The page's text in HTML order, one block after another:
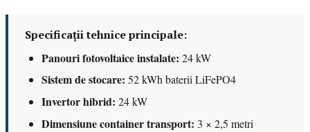
Specificații tehnice principale:
Panouri fotovoltaice instalate: 24 kW
Sistem de stocare: 52 kWh baterii LiFePO4
Invertor hibrid: 24 kW
Dimensiune container transport: 3 × 2,5 metri